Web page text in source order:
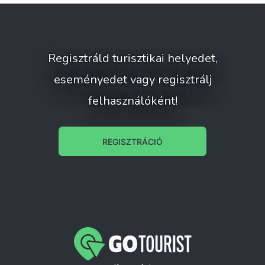
Regisztráld turisztikai helyedet,
eseményedet vagy regisztrálj
felhasználóként!
REGISZTRÁCIÓ